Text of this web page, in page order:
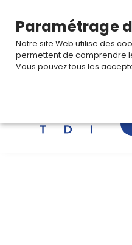
Paramétrage
Notre site Web utilise des
permettent de comprendre
Vous pouvez tous les